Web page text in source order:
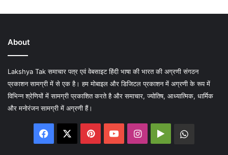
About
Lakshya Tak समाचार पत्र एवं वेबसाइट हिंदी भाषा की भारत की अग्रणी संगठन
प्रकाशन सामग्री में से एक है। हम मोबाइल और डिजिटल प्रकाशन में अग्रणी के रूप में
विभिन्न श्रेणियों में सामग्री प्रकाशित करते है और समाचार, ज्योतिष, आध्यात्मिक, धार्मिक
और मनोरंजन सामग्री में अग्रणी हैं।
Facebook PinterestYouTubeInstagram
Google